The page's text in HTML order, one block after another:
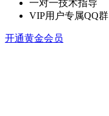
一对一技术指导
VIP用户专属QQ群
开通黄金会员